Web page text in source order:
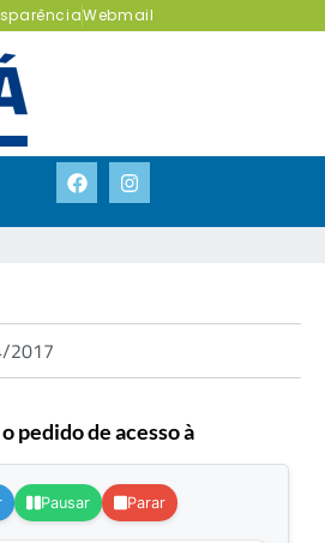
Webmail
2017
pedido de acesso à
Pausar Parar